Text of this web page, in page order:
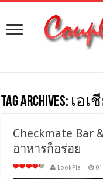
Tag Archives: เอเ
Checkmate Bar
อาหารก็อร่อย
LookPla